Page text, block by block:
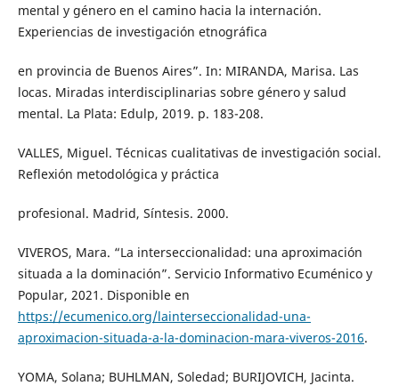
mental y género en el camino hacia la internación.
Experiencias de investigación etnográfica
en provincia de Buenos Aires”. In: MIRANDA, Marisa. Las
locas. Miradas interdisciplinarias sobre género y salud
mental. La Plata: Edulp, 2019. p. 183-208.
VALLES, Miguel. Técnicas cualitativas de investigación social.
Reflexión metodológica y práctica
profesional. Madrid, Síntesis. 2000.
VIVEROS, Mara. “La interseccionalidad: una aproximación
situada a la dominación”. Servicio Informativo Ecuménico y
Popular, 2021. Disponible en
https://ecumenico.org/lainterseccionalidad-una-
aproximacion-situada-a-la-dominacion-mara-viveros-2016.
YOMA, Solana; BUHLMAN, Soledad; BURIJOVICH, Jacinta.